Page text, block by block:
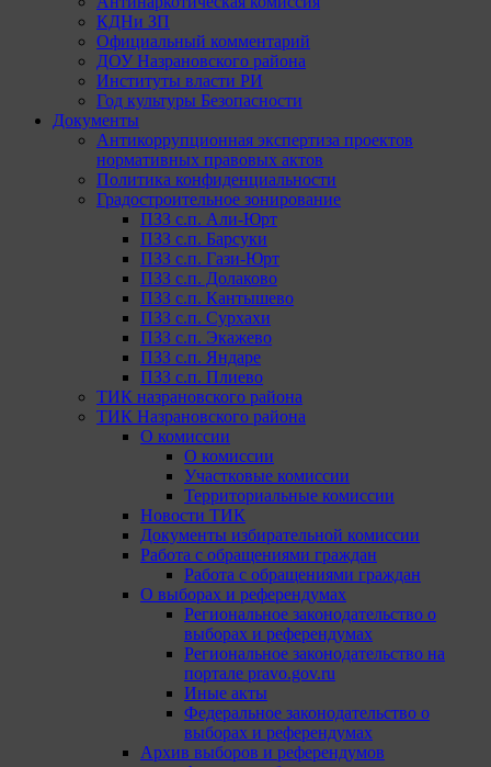
КДНи ЗП
Официальный комментарий
ДОУ Назрановского района
Институты власти РИ
Год культуры Безопасности
Документы
Антикоррупционная экспертиза проектов
нормативных правовых актов
Политика конфиденциальности
Градостроительное зонирование
ПЗЗ с.п. Али-Юрт
ПЗЗ с.п. Барсуки
ПЗЗ с.п. Гази-Юрт
ПЗЗ с.п. Долаково
ПЗЗ с.п. Кантышево
ПЗЗ с.п. Сурхахи
ПЗЗ с.п. Экажево
ПЗЗ с.п. Яндаре
ПЗЗ с.п. Плиево
ТИК назрановского района
ТИК Назрановского района
О комиссии
О комиссии
Участковые комиссии
Территориальные комиссии
Новости ТИК
Документы избирательной комиссии
Работа с обращениями граждан
Работа с обращениями граждан
О выборах и референдумах
Региональное законодательство о
выборах и референдумах
Региональное законодательство на
портале pravo.gov.ru
Иные акты
Федеральное законодательство о
выборах и референдумах
Архив выборов и референдумов